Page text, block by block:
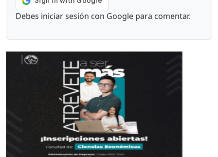
Debes iniciar sesión con Google para comentar.